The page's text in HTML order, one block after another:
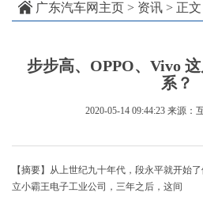
广东汽车网主页 > 资讯 > 正
步步高、OPPO、Vivo
系？
2020-05-14 09:44:23 来源：
【摘要】从上世纪九十年代，段永平就开始
立小霸王电子工业公司，三年之后，这间